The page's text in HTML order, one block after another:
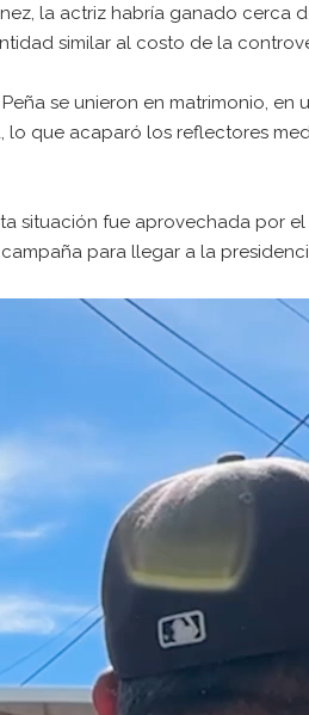
la actriz habría ganado cerca
similar al costo de la
Peña se unieron en matrimonio,
lo que acaparó los reflectores
situación fue aprovechada por
para llegar a la